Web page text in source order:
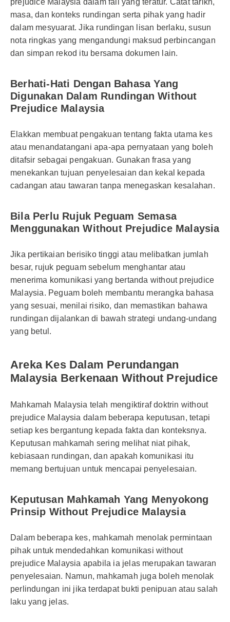
prejudice Malaysia dalam fail yang teratur. Catat tarikh,
masa, dan konteks rundingan serta pihak yang hadir
dalam mesyuarat. Jika rundingan lisan berlaku, susun
nota ringkas yang mengandungi maksud perbincangan
dan simpan rekod itu bersama dokumen lain.
Berhati-Hati Dengan Bahasa Yang
Digunakan Dalam Rundingan Without
Prejudice Malaysia
Elakkan membuat pengakuan tentang fakta utama kes
atau menandatangani apa-apa pernyataan yang boleh
ditafsir sebagai pengakuan. Gunakan frasa yang
menekankan tujuan penyelesaian dan kekal kepada
cadangan atau tawaran tanpa menegaskan kesalahan.
Bila Perlu Rujuk Peguam Semasa
Menggunakan Without Prejudice Malaysia
Jika pertikaian berisiko tinggi atau melibatkan jumlah
besar, rujuk peguam sebelum menghantar atau
menerima komunikasi yang bertanda without prejudice
Malaysia. Peguam boleh membantu merangka bahasa
yang sesuai, menilai risiko, dan memastikan bahawa
rundingan dijalankan di bawah strategi undang-undang
yang betul.
Areka Kes Dalam Perundangan
Malaysia Berkenaan Without Prejudice
Mahkamah Malaysia telah mengiktiraf doktrin without
prejudice Malaysia dalam beberapa keputusan, tetapi
setiap kes bergantung kepada fakta dan konteksnya.
Keputusan mahkamah sering melihat niat pihak,
kebiasaan rundingan, dan apakah komunikasi itu
memang bertujuan untuk mencapai penyelesaian.
Keputusan Mahkamah Yang Menyokong
Prinsip Without Prejudice Malaysia
Dalam beberapa kes, mahkamah menolak permintaan
pihak untuk mendedahkan komunikasi without
prejudice Malaysia apabila ia jelas merupakan tawaran
penyelesaian. Namun, mahkamah juga boleh menolak
perlindungan ini jika terdapat bukti penipuan atau salah
laku yang jelas.